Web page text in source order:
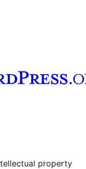
property